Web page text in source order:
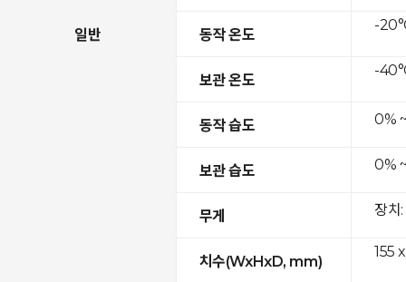
일반 동작 온도
보관 온도
동작 습도
보관 습도
무게
치수(WxHxD, mm)
-
-
0%
0%
장치
155